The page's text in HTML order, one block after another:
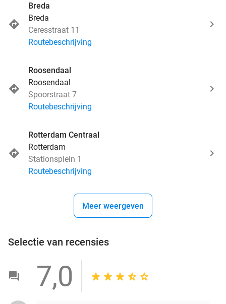
Breda
Breda
Ceresstraat 11
Routebeschrijving
Roosendaal
Roosendaal
Spoorstraat 7
Routebeschrijving
Rotterdam Centraal
Rotterdam
Stationsplein 1
Routebeschrijving
Meer weergeven
Selectie van recensies
7,0